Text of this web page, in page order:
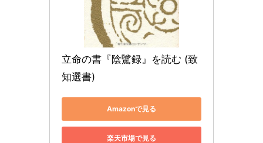
立命の書『陰騭録』を読む (致
知選書)
Amazonで見る
楽天市場で見る